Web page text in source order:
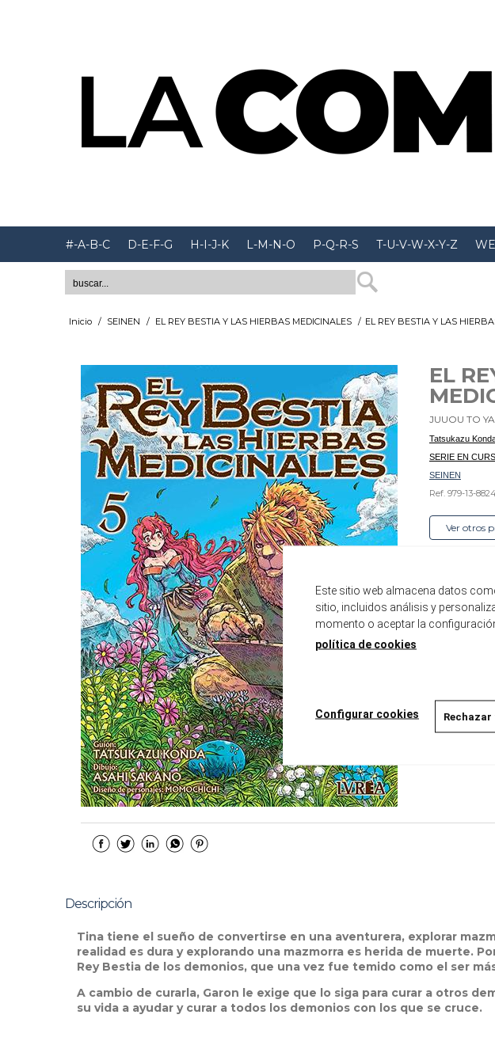
#-A-B-C D-E-F-G H-I-J-K L-M-N-O P-Q-R-S T-U-V-W-X-Y-Z
Inicio / SEINEN / EL REY BESTIA Y LAS HIERBAS MEDICINALES / EL REY BESTIA Y LAS
EL
JUUOU TO
Tatsukazu
SERIE EN
SEINEN
Ref. 979-13-
Ver otros
Incluye
Descripción
Tina tiene el sueño de convertirse en una aventurera, explorar
realidad es dura y explorando una mazmorra es herida de muerte.
Rey Bestia de los demonios, que una vez fue temido como el ser
A cambio de curarla, Garon le exige que lo siga para curar a otros
su vida a ayudar y curar a todos los demonios con los que se cruce.
Este sitio web almacena datos
sitio, incluidos análisis y
momento o aceptar la
política de cookies
Configurar cookies